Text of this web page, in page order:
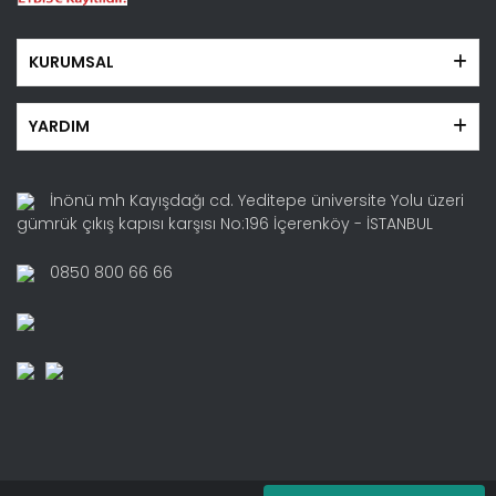
KURUMSAL
YARDIM
İnönü mh Kayışdağı cd. Yeditepe üniversite Yolu üzeri
gümrük çıkış kapısı karşısı No:196 İçerenköy - İSTANBUL
0850 800 66 66